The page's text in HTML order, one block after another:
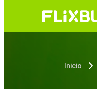
Inicio